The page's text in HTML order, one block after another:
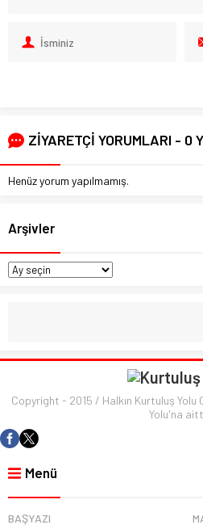
ZİYARETÇİ YORUMLARI - 0
Henüz yorum yapılmamış.
Arşivler
Copyright - 2015 / Halkın Kurtuluş Yolu
Yolu'na
Menü
BAŞYAZI